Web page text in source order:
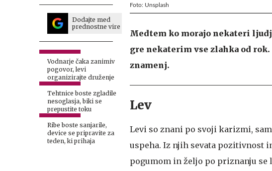
Dodajte med
prednostne vire
Vodnarje čaka zanimiv
pogovor, levi
organizirajte druženje
Tehtnice boste zgladile
nesoglasja, biki se
prepustite toku
Ribe boste sanjarile,
device se pripravite za
teden, ki prihaja
Foto: Unsplash
Medtem ko morajo nekateri
gre nekaterim vse zlahka od
znamenj.
Lev
Levi so znani po svoji karizmi,
uspeha. Iz njih sevata pozitivnost
pogumom in željo po priznanju se